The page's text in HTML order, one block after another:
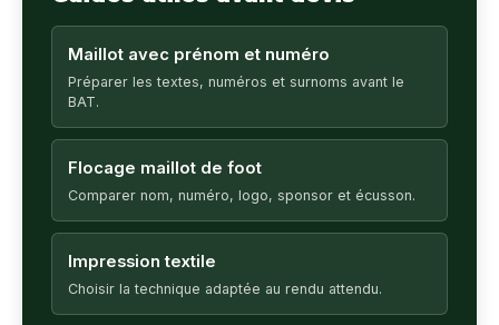
Maillot avec prénom et numéro
Préparer les textes, numéros et surnoms avant le
BAT.
Flocage maillot de foot
Comparer nom, numéro, logo, sponsor et écusson.
Impression textile
Choisir la technique adaptée au rendu attendu.